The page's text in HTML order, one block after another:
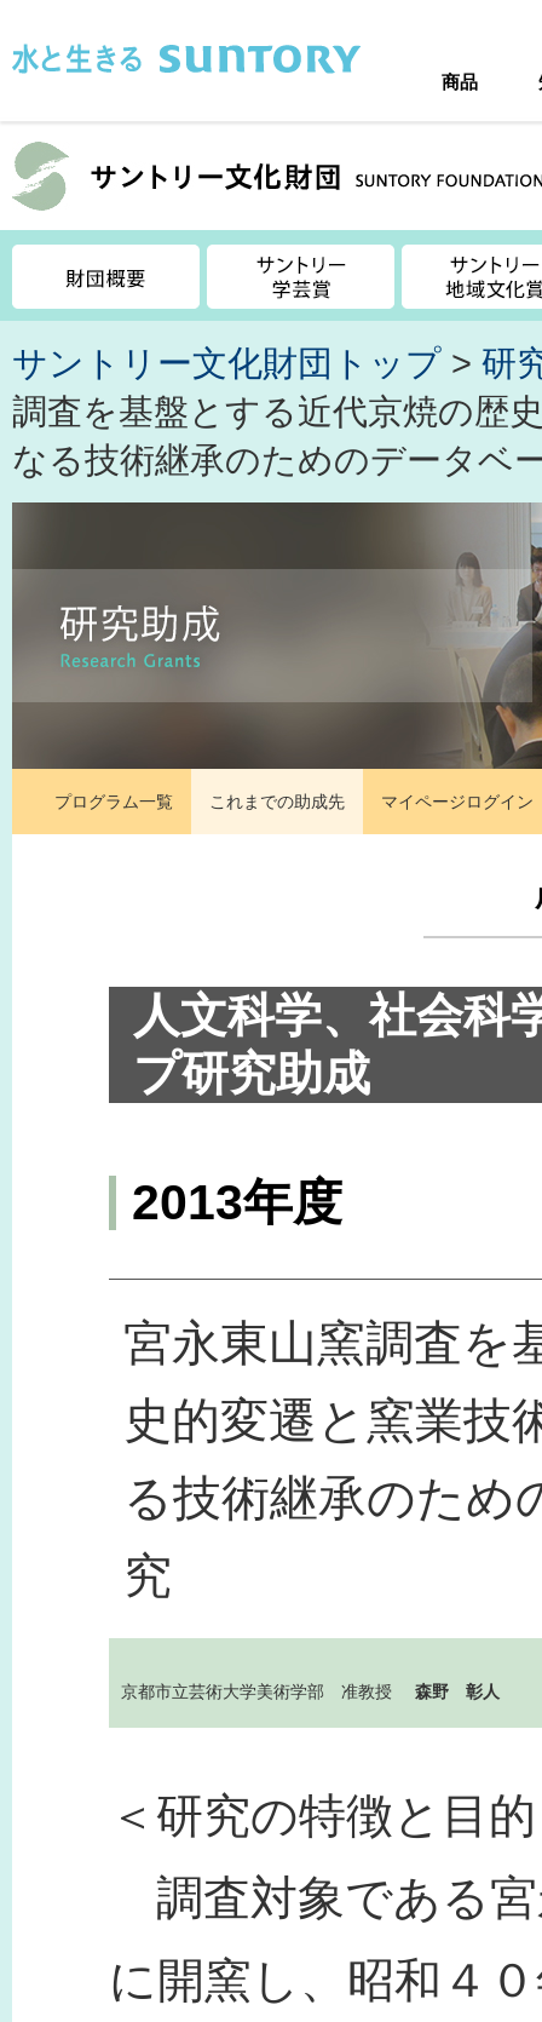
商品
サントリー文化財団トップ > 研
調査を基盤とする近代京焼の歴
なる技術継承のためのデータベ
プログラム一覧 これまでの助成先 マイページログイン
人文科学、社会科
プ研究助成
2013年度
宮永東山窯調査を
史的変遷と窯業技
る技術継承のため
究
京都市立芸術大学美術学部 准教授 森野 彰人
＜研究の特徴と目
調査対象である
に開窯し、昭和４